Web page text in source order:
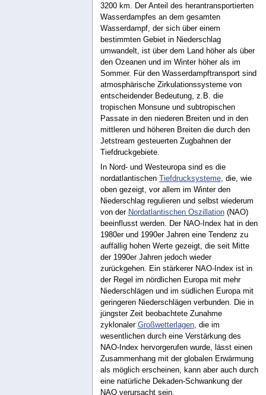
3200 km. Der Anteil des herantransportierten
Wasserdampfes an dem gesamten
Wasserdampf, der sich über einem
bestimmten Gebiet in Niederschlag
umwandelt, ist über dem Land höher als über
den Ozeanen und im Winter höher als im
Sommer. Für den Wasserdampftransport sind
atmosphärische Zirkulationssysteme von
entscheidender Bedeutung, z.B. die
tropischen Monsune und subtropischen
Passate in den niederen Breiten und in den
mittleren und höheren Breiten die durch den
Jetstream gesteuerten Zugbahnen der
Tiefdruckgebiete.
In Nord- und Westeuropa sind es die
nordatlantischen
Tiefdrucksysteme, die, wie
oben gezeigt, vor allem im Winter den
Niederschlag regulieren und selbst wiederum
von der Nordatlantischen Oszillation(NAO)
beeinflusst werden. Der NAO-Index hat in den
1980er und 1990er Jahren eine Tendenz zu
auffällig hohen Werte gezeigt, die seit Mitte
der 1990er Jahren jedoch wieder
zurückgehen. Ein stärkerer NAO-Index ist in
der Regel im nördlichen Europa mit mehr
Niederschlägen und im südlichen Europa mit
geringeren Niederschlägen verbunden. Die in
jüngster Zeit beobachtete Zunahme
zyklonaler Großwetterlagen, die im
wesentlichen durch eine Verstärkung des
NAO-Index hervorgerufen wurde, lässt einen
Zusammenhang mit der globalen Erwärmung
als möglich erscheinen, kann aber auch durch
eine natürliche Dekaden-Schwankung der
NAO verursacht sein.